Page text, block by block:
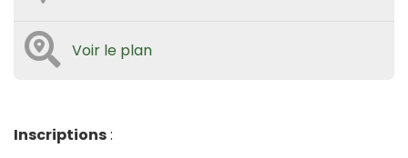
Voir le plan
Inscriptions: